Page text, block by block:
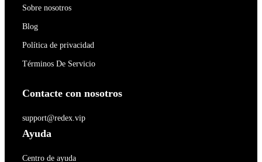
Sobre nosotros
Blog
Política de privacidad
Términos De Servicio
Contacte con nosotros
support@redex.vip
Ayuda
Centro de ayuda